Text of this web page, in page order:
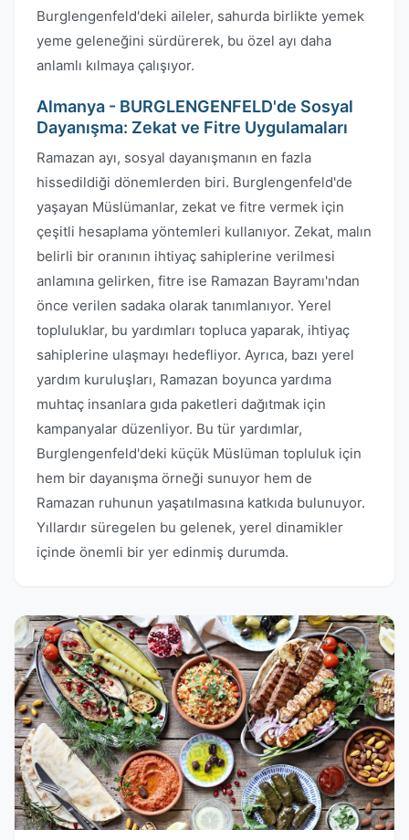
Burglengenfeld'deki aileler, sahurda birlikte yemek
yeme geleneğini sürdürerek, bu özel ayı daha
anlamlı kılmaya çalışıyor.
Almanya - BURGLENGENFELD'de Sosyal
Dayanışma: Zekat ve Fitre Uygulamaları
Ramazan ayı, sosyal dayanışmanın en fazla
hissedildiği dönemlerden biri. Burglengenfeld'de
yaşayan Müslümanlar, zekat ve fitre vermek için
çeşitli hesaplama yöntemleri kullanıyor. Zekat, malın
belirli bir oranının ihtiyaç sahiplerine verilmesi
anlamına gelirken, fitre ise Ramazan Bayramı'ndan
önce verilen sadaka olarak tanımlanıyor. Yerel
topluluklar, bu yardımları topluca yaparak, ihtiyaç
sahiplerine ulaşmayı hedefliyor. Ayrıca, bazı yerel
yardım kuruluşları, Ramazan boyunca yardıma
muhtaç insanlara gıda paketleri dağıtmak için
kampanyalar düzenliyor. Bu tür yardımlar,
Burglengenfeld'deki küçük Müslüman topluluk için
hem bir dayanışma örneği sunuyor hem de
Ramazan ruhunun yaşatılmasına katkıda bulunuyor.
Yıllardır süregelen bu gelenek, yerel dinamikler
içinde önemli bir yer edinmiş durumda.